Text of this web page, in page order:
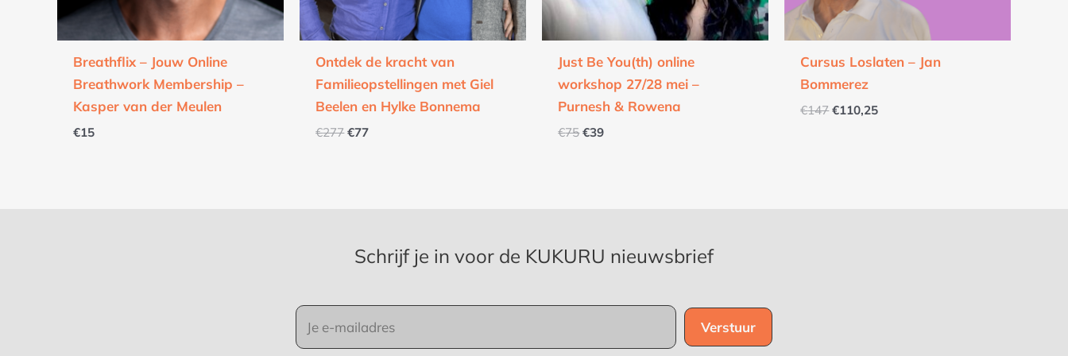
Breathflix – Jouw Online
Breathwork Membership –
Kasper van der Meulen
€15
Ontdek de kracht van
Familieopstellingen met Giel
Beelen en Hylke Bonnema
€277 €77
Just Be You(th) online
workshop 27/28 mei –
Purnesh & Rowena
€75 €39
Cursus Loslaten – Jan
Bommerez
€147 €110,25
Schrijf je in voor de KUKURU nieuwsbrief